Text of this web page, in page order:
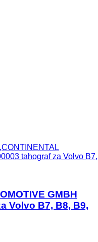
tahograf za Volvo B7,
GMBH
Volvo B7, B8, B9,